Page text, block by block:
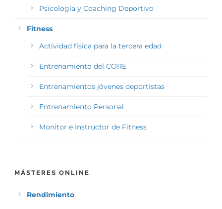
Psicología y Coaching Deportivo
Fitness
Actividad física para la tercera edad
Entrenamiento del CORE
Entrenamientos jóvenes deportistas
Entrenamiento Personal
Monitor e Instructor de Fitness
MÁSTERES ONLINE
Rendimiento